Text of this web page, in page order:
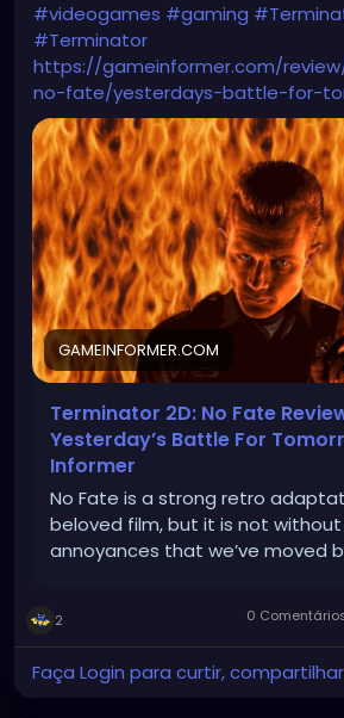
#videogames #gaming
#Terminator
https://gameinformer.com/
no-fate/yesterdays-battle-for-
GAMEINFORMER.COM
Terminator 2D: No Fate
Yesterday’s Battle For
Informer
No Fate is a strong retro
beloved film, but it is not
annoyances that we’ve moved
2 0
Faça Login para curtir,